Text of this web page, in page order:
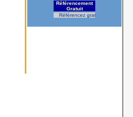
Référencement
Gratuit
Référencez gratuitement votre site.